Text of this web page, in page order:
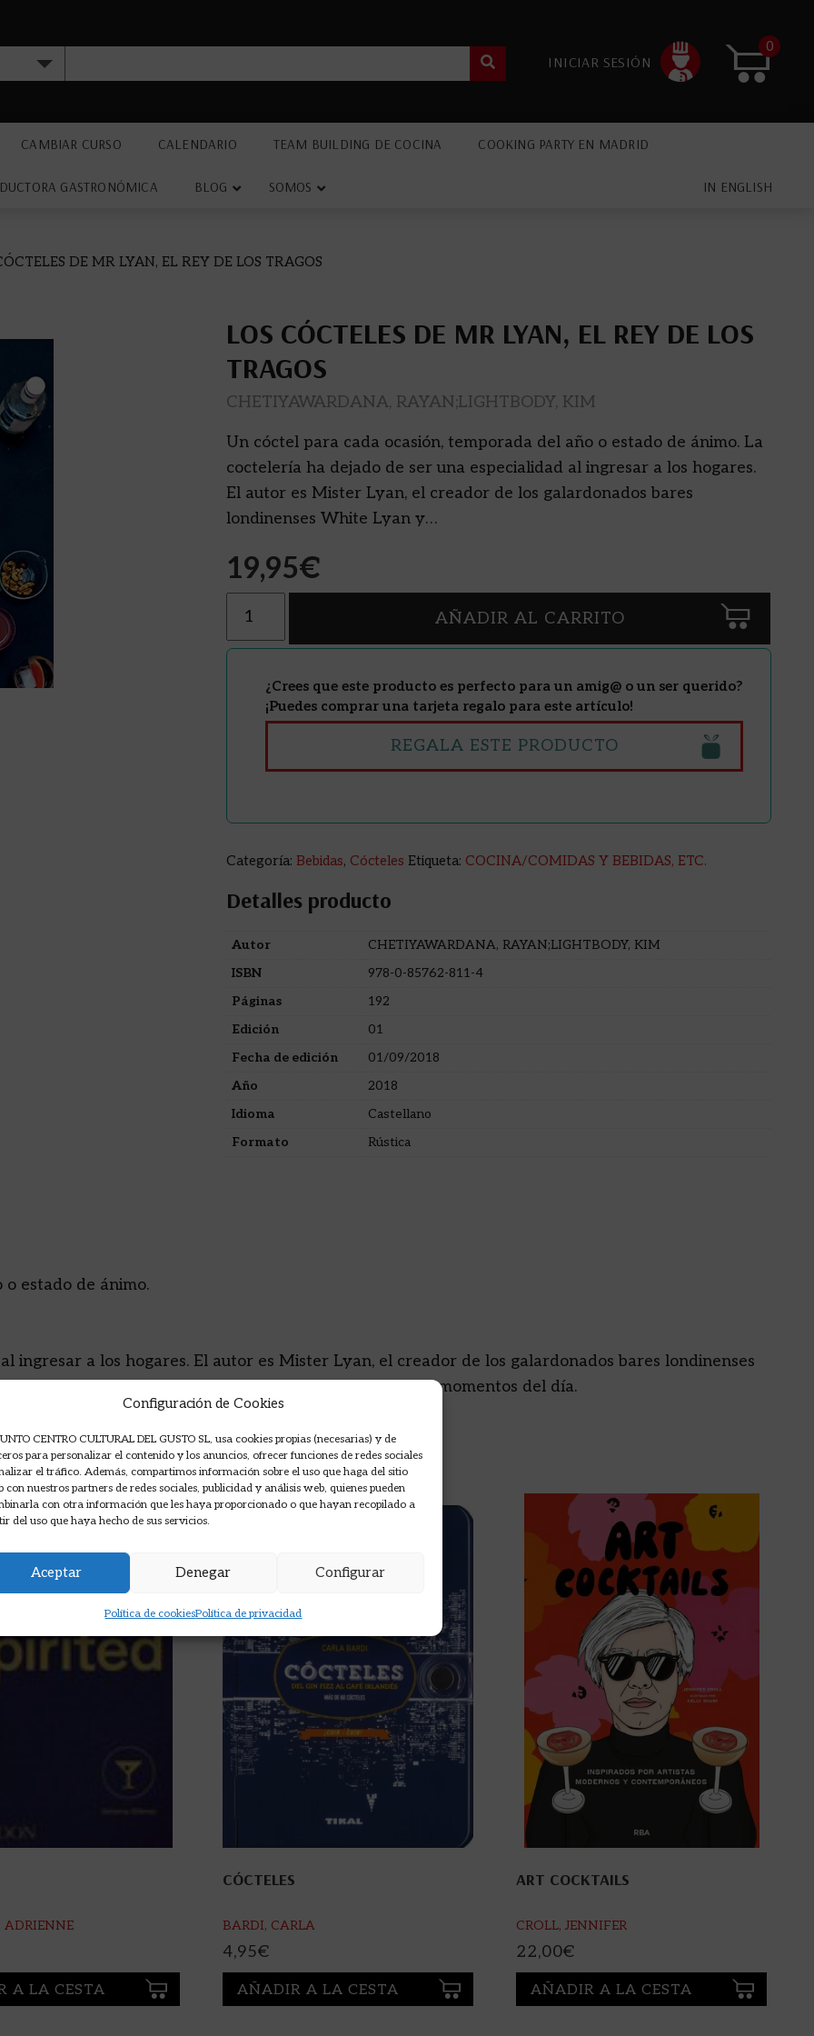
Configuración de Cookies
CENTRO CULTURAL DEL GUSTO SL, usa cookies propias (necesarias) y de
para personalizar el contenido y los anuncios, ofrecer funciones de redes sociales
el tráfico. Además, compartimos información sobre el uso que haga del sitio
con nuestros partners de redes sociales, publicidad y análisis web, quienes pueden
con otra información que les haya proporcionado o que hayan recopilado a
del uso que haya hecho de sus servicios.
Aceptar Denegar Configurar
Política de cookiesPolítica de privacidad
INICIAR SESIÓN
0
CAMBIAR CURSO CALENDARIO TEAM BUILDING DE COCINA COOKING PARTY EN MADRID
GASTRONÓMICA BLOG SOMOS IN ENGLISH
DE MR LYAN, EL REY DE LOS TRAGOS
LOS CÓCTELES DE MR LYAN, EL REY DE LOS
TRAGOS
CHETIYAWARDANA, RAYAN;LIGHTBODY, KIM
Un cóctel para cada ocasión, temporada del año o estado de ánimo. La
coctelería ha dejado de ser una especialidad al ingresar a los hogares.
El autor es Mister Lyan, el creador de los galardonados bares
londinenses White Lyan y…
19,95€
AÑADIR AL CARRITO
¿Crees que este producto es perfecto para un amig@ o un ser querido?
¡Puedes comprar una tarjeta regalo para este artículo!
REGALA ESTE PRODUCTO
Categoría: Bebidas, Cócteles Etiqueta: COCINA/COMIDAS Y BEBIDAS, ETC.
Detalles producto
Autor
CHETIYAWARDANA, RAYAN;LIGHTBODY, KIM
ISBN
978-0-85762-811-4
Páginas
192
Edición
01
Fecha de edición
01/09/2018
Año
2018
Idioma
Castellano
Formato
Rústica
estado de ánimo.
ingresar a los hogares. El autor es Mister Lyan, el creador de los galardonados bares londinenses
los secretos de sus increíbles tragos, para distintos momentos del día.
A LA CESTA
CÓCTELES
BARDI, CARLA
4,95€
AÑADIR A LA CESTA
ART COCKTAILS
CROLL, JENNIFER
22,00€
AÑADIR A LA CESTA